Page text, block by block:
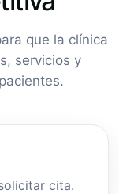
que la clínica
servicios y
cita.